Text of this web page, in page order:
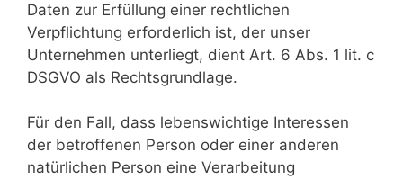
Daten zur Erfüllung einer rechtlichen
Verpflichtung erforderlich ist, der unser
Unternehmen unterliegt, dient Art. 6 Abs. 1 lit. c
DSGVO als Rechtsgrundlage.
Für den Fall, dass lebenswichtige Interessen
der betroffenen Person oder einer anderen
natürlichen Person eine Verarbeitung